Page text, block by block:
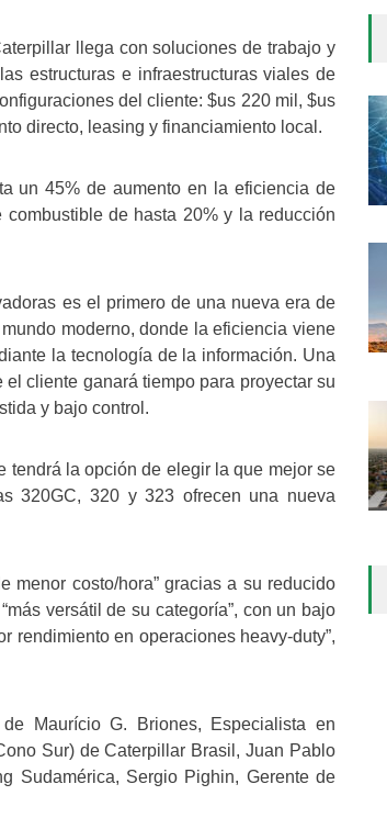
llega con soluciones de trabajo y
estructuras e infraestructuras viales de
del cliente: $us 220 mil, $us
directo, leasing y financiamiento local.
un 45% de aumento en la eficiencia de
de hasta 20% y la reducción
es el primero de una nueva era de
moderno, donde la eficiencia viene
la tecnología de la información. Una
cliente ganará tiempo para proyectar su
y bajo control.
tendrá la opción de elegir la que mejor se
320GC, 320 y 323 ofrecen una nueva
menor costo/hora” gracias a su reducido
versátil de su categoría”, con un bajo
rendimiento en operaciones heavy-duty”,
Maurício G. Briones, Especialista en
Sur) de Caterpillar Brasil, Juan Pablo
Sudamérica, Sergio Pighin, Gerente de